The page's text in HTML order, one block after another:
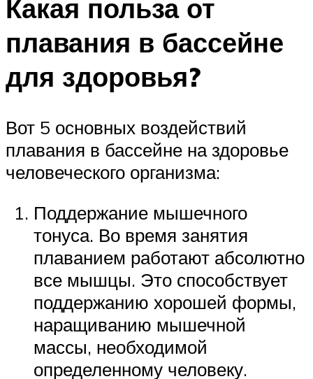
Какая польза от
плавания в бассейне
для здоровья?
Вот 5 основных воздействий
плавания в бассейне на здоровье
человеческого организма:
Поддержание мышечного
тонуса. Во время занятия
плаванием работают абсолютно
все мышцы. Это способствует
поддержанию хорошей формы,
наращиванию мышечной
массы, необходимой
определенному человеку.